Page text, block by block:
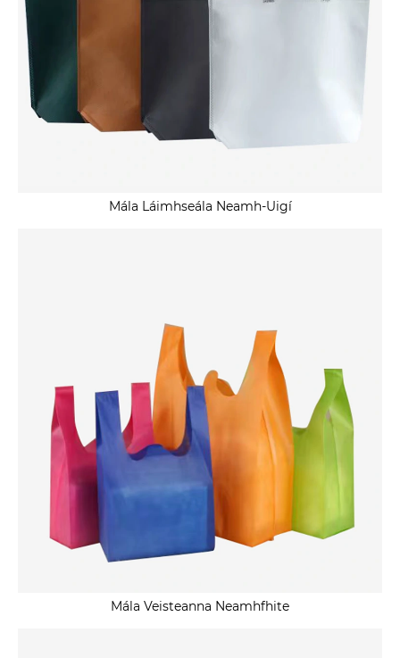
Mála Láimhseála Neamh-Uigí
Mála Veisteanna Neamhfhite